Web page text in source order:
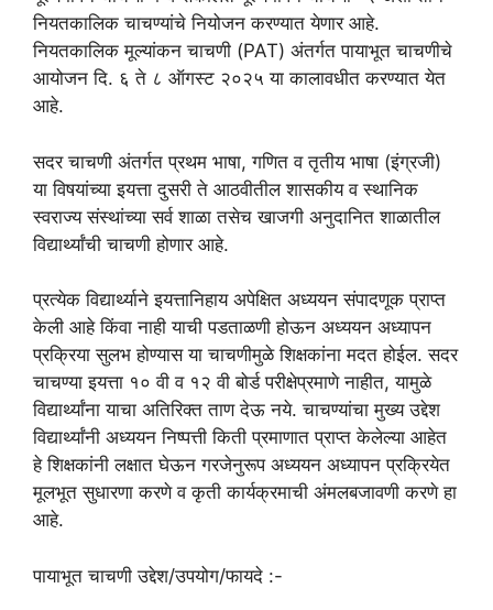
नियतकालिक चाचण्यांचे नियोजन करण्यात येणार आहे.
नियतकालिक मूल्यांकन चाचणी (PAT) अंतर्गत पायाभूत चाचणीचे
आयोजन दि. ६ ते ८ ऑगस्ट २०२५ या कालावधीत करण्यात येत
आहे.
सदर चाचणी अंतर्गत प्रथम भाषा, गणित व तृतीय भाषा (इंग्रजी)
या विषयांच्या इयत्ता दुसरी ते आठवीतील शासकीय व स्थानिक
स्वराज्य संस्थांच्या सर्व शाळा तसेच खाजगी अनुदानित शाळातील
विद्यार्थ्यांची चाचणी होणार आहे.
प्रत्येक विद्यार्थ्याने इयत्तानिहाय अपेक्षित अध्ययन संपादणूक प्राप्त
केली आहे किंवा नाही याची पडताळणी होऊन अध्ययन अध्यापन
प्रक्रिया सुलभ होण्यास या चाचणीमुळे शिक्षकांना मदत होईल. सदर
चाचण्या इयत्ता १० वी व १२ वी बोर्ड परीक्षेप्रमाणे नाहीत, यामुळे
विद्यार्थ्यांना याचा अतिरिक्त ताण देऊ नये. चाचण्यांचा मुख्य उद्देश
विद्यार्थ्यांनी अध्ययन निष्पत्ती किती प्रमाणात प्राप्त केलेल्या आहेत
हे शिक्षकांनी लक्षात घेऊन गरजेनुरूप अध्ययन अध्यापन प्रक्रियेत
मूलभूत सुधारणा करणे व कृती कार्यक्रमाची अंमलबजावणी करणे हा
आहे.
पायाभूत चाचणी उद्देश/उपयोग/फायदे :-